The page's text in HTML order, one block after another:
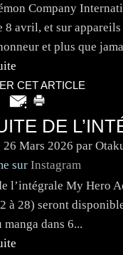
Company
8 avril, et sur
et plus que
CET ARTICLE
DE
26 Mars 2026 par
sur Instagram
l’intégrale My Hero
à 28) seront
manga dans 6...